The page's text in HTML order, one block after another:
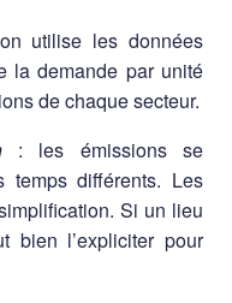
utilise les données
la demande par unité
de chaque secteur.
: les émissions se
différents. Les
Si un lieu
bien l’expliciter pour